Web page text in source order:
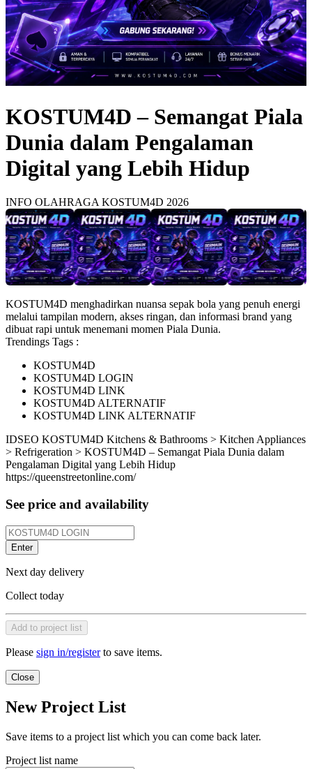
KOSTUM4D – Semangat Piala
Dunia dalam Pengalaman
Digital yang Lebih Hidup
INFO OLAHRAGA KOSTUM4D 2026
KOSTUM4D menghadirkan nuansa sepak bola yang penuh energi
melalui tampilan modern, akses ringan, dan informasi brand yang
dibuat rapi untuk menemani momen Piala Dunia.
Trendings Tags :
KOSTUM4D
KOSTUM4D LOGIN
KOSTUM4D LINK
KOSTUM4D ALTERNATIF
KOSTUM4D LINK ALTERNATIF
IDSEO KOSTUM4D Kitchens & Bathrooms > Kitchen Appliances
> Refrigeration > KOSTUM4D – Semangat Piala Dunia dalam
Pengalaman Digital yang Lebih Hidup
https://queenstreetonline.com/
See price and availability
Enter
Next day delivery
Collect today
Add to project list
Please sign in/registerto save items.
Close
New Project List
Save items to a project list which you can come back later.
Project list name